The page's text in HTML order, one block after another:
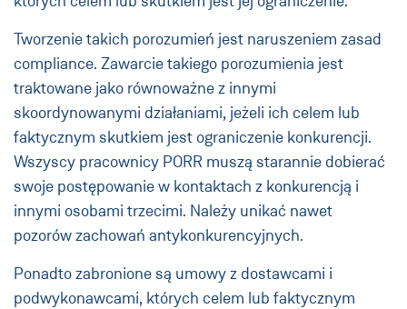
Tworzenie takich porozumień jest naruszeniem zasad
compliance. Zawarcie takiego porozumienia jest
traktowane jako równoważne z innymi
skoordynowanymi działaniami, jeżeli ich celem lub
faktycznym skutkiem jest ograniczenie konkurencji.
Wszyscy pracownicy PORR muszą starannie dobierać
swoje postępowanie w kontaktach z konkurencją i
innymi osobami trzecimi. Należy unikać nawet
pozorów zachowań antykonkurencyjnych.
Ponadto zabronione są umowy z dostawcami i
podwykonawcami, których celem lub faktycznym